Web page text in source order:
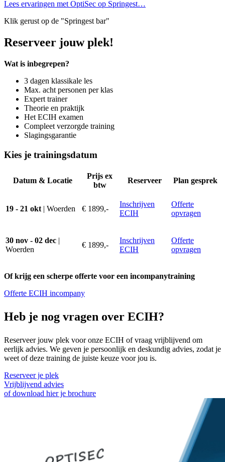
Lees ervaringen met OptiSec op Springest…
Klik gerust op de "Springest bar"
Reserveer jouw plek!
Wat is inbegrepen?
3 dagen klassikale les
Max. acht personen per klas
Expert trainer
Theorie en praktijk
Het ECIH examen
Compleet verzorgde training
Slagingsgarantie
Kies je trainingsdatum
Datum & Locatie
Prijs ex
btw
Reserveer Plan gesprek
19 - 21 okt | Woerden € 1899,-
Inschrijven
ECIH
Offerte
opvragen
30 nov - 02 dec |
Woerden
€ 1899,-
Inschrijven
ECIH
Offerte
opvragen
Of krijg een scherpe offerte voor een incompanytraining
Offerte ECIH incompany
Heb je nog vragen over ECIH?
Reserveer jouw plek voor onze ECIH of vraag vrijblijvend om
eerlijk advies. We geven je persoonlijk en deskundig advies, zodat je
weet of deze training de juiste keuze voor jou is.
Reserveer je plek
Vrijblijvend advies
of download hier je brochure